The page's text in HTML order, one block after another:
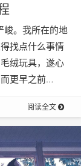
峻。我所在的地
找点什么事情
绒玩具，遂心
更早之前…
阅读全文